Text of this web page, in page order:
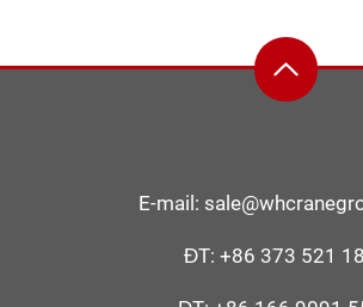
E-mail:
ĐT: +86 373 521